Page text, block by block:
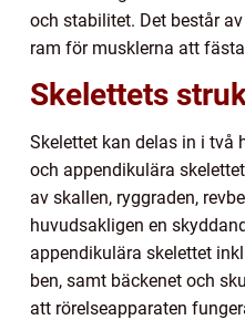
och stabilitet. Det består
ram för musklerna att
Skelettets
Skelettet kan delas in i två
och appendikulära
av skallen, ryggraden,
huvudsakligen en
appendikulära skelettet
ben, samt bäckenet och
att rörelseapparaten